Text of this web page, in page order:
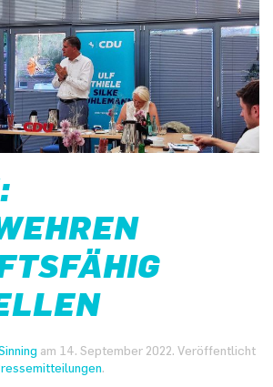
am 14. September 2022. Veröffentlicht
.